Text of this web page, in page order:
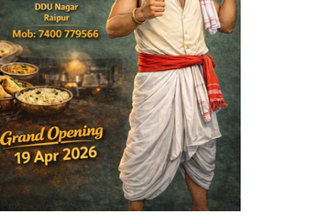
अपराध
के अपहरण और दुष्कर्म मामले में आरोपी
20 साल...
Aug 5, 2026 0 66